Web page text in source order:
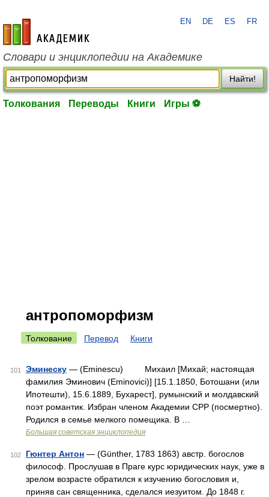
academic.ru
EN DE ES FR
Словари и энциклопедии на Академике
Найти!
Толкования Переводы Книги Игры ⚽
антропоморфизм
Толкование Перевод Книги
101 Эминеску — (Eminescu) Михаил [Михай; настоящая
фамилия Эминович (Eminovici)] [15.1.1850, Ботошани (или
Ипотешти), 15.6.1889, Бухарест], румынский и молдавский
поэт романтик. Избран членом Академии СРР (посмертно).
Родился в семье мелкого помещика. В …
Большая советская энциклопедия
102 Гюнтер Антон — (Günther, 1783 1863) австр. богослов
философ. Прослушав в Праге курс юридических наук, уже в
зрелом возрасте обратился к изучению богословия и,
приняв сан священника, сделался иезуитом. До 1848 г.